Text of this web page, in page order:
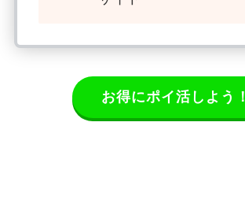
お得にポイ活しよう！